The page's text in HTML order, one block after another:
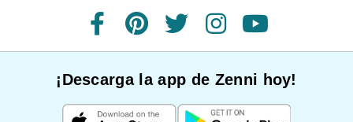
FacebookPinterestTwitterInstagramYouTube
¡Descarga la app de Zenni hoy!